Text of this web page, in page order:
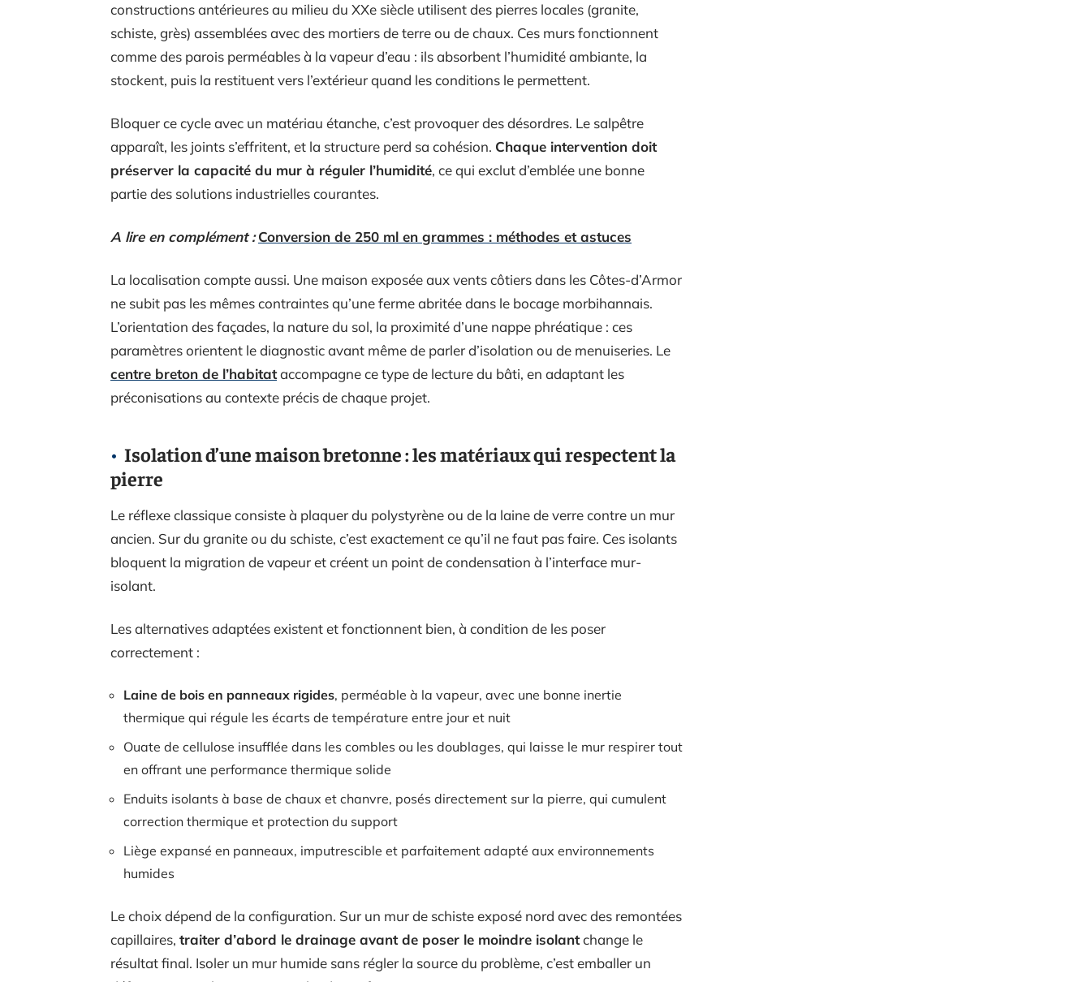
constructions antérieures au milieu du XXe siècle utilisent des pierres locales (granite,
schiste, grès) assemblées avec des mortiers de terre ou de chaux. Ces murs fonctionnent
comme des parois perméables à la vapeur d’eau : ils absorbent l’humidité ambiante, la
stockent, puis la restituent vers l’extérieur quand les conditions le permettent.
Bloquer ce cycle avec un matériau étanche, c’est provoquer des désordres. Le salpêtre
apparaît, les joints s’effritent, et la structure perd sa cohésion. Chaque intervention doit
préserver la capacité du mur à réguler l’humidité, ce qui exclut d’emblée une bonne
partie des solutions industrielles courantes.
A lire en complément : Conversion de 250 ml en grammes : méthodes et astuces
La localisation compte aussi. Une maison exposée aux vents côtiers dans les Côtes-d’Armor
ne subit pas les mêmes contraintes qu’une ferme abritée dans le bocage morbihannais.
L’orientation des façades, la nature du sol, la proximité d’une nappe phréatique : ces
paramètres orientent le diagnostic avant même de parler d’isolation ou de menuiseries. Le
centre breton de l’habitataccompagne ce type de lecture du bâti, en adaptant les
préconisations au contexte précis de chaque projet.
Isolation d’une maison bretonne : les matériaux qui respectent la
pierre
Le réflexe classique consiste à plaquer du polystyrène ou de la laine de verre contre un mur
ancien. Sur du granite ou du schiste, c’est exactement ce qu’il ne faut pas faire. Ces isolants
bloquent la migration de vapeur et créent un point de condensation à l’interface mur-
isolant.
Les alternatives adaptées existent et fonctionnent bien, à condition de les poser
correctement :
Laine de bois en panneaux rigides, perméable à la vapeur, avec une bonne inertie
thermique qui régule les écarts de température entre jour et nuit
Ouate de cellulose insufflée dans les combles ou les doublages, qui laisse le mur respirer tout
en offrant une performance thermique solide
Enduits isolants à base de chaux et chanvre, posés directement sur la pierre, qui cumulent
correction thermique et protection du support
Liège expansé en panneaux, imputrescible et parfaitement adapté aux environnements
humides
Le choix dépend de la configuration. Sur un mur de schiste exposé nord avec des remontées
capillaires, traiter d’abord le drainage avant de poser le moindre isolantchange le
résultat final. Isoler un mur humide sans régler la source du problème, c’est emballer un